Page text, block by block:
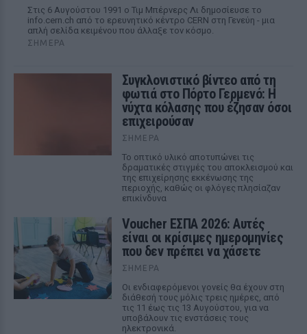
Στις 6 Αυγούστου 1991 ο Τιμ Μπέρνερς Λι δημοσίευσε το
info.cern.ch από το ερευνητικό κέντρο CERN στη Γενεύη - μια
απλή σελίδα κειμένου που άλλαξε τον κόσμο.
ΣΉΜΕΡΑ
Συγκλονιστικό βίντεο από τη
φωτιά στο Πόρτο Γερμενό: Η
νύχτα κόλασης που έζησαν όσοι
επιχειρούσαν
ΣΉΜΕΡΑ
Το οπτικό υλικό αποτυπώνει τις
δραματικές στιγμές του αποκλεισμού και
της επιχείρησης εκκένωσης της
περιοχής, καθώς οι φλόγες πλησίαζαν
επικίνδυνα
Voucher ΕΣΠΑ 2026: Αυτές
είναι οι κρίσιμες ημερομηνίες
που δεν πρέπει να χάσετε
ΣΉΜΕΡΑ
Οι ενδιαφερόμενοι γονείς θα έχουν στη
διάθεσή τους μόλις τρεις ημέρες, από
τις 11 έως τις 13 Αυγούστου, για να
υποβάλουν τις ενστάσεις τους
ηλεκτρονικά.